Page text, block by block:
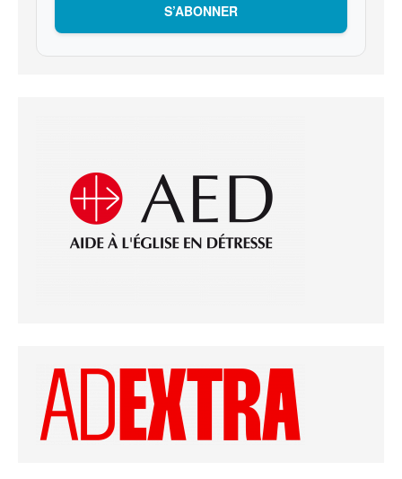
S’ABONNER